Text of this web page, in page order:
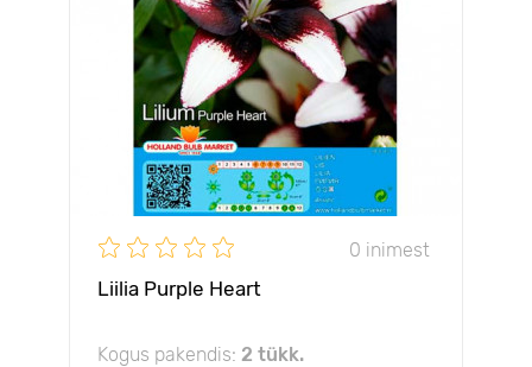
0 inimest
Liilia Purple Heart
Kogus pakendis: 2 tükk.